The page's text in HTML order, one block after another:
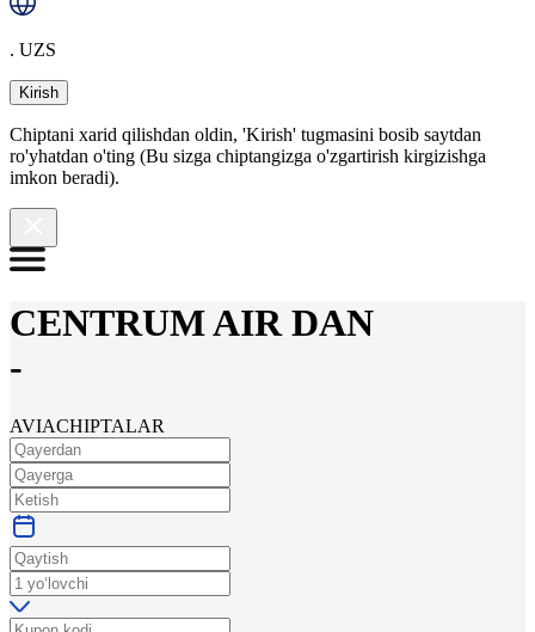
. UZS
Kirish
Chiptani xarid qilishdan oldin, 'Kirish' tugmasini bosib saytdan
ro'yhatdan o'ting (Bu sizga chiptangizga o'zgartirish kirgizishga
imkon beradi).
CENTRUM AIR DAN
-
AVIACHIPTALAR